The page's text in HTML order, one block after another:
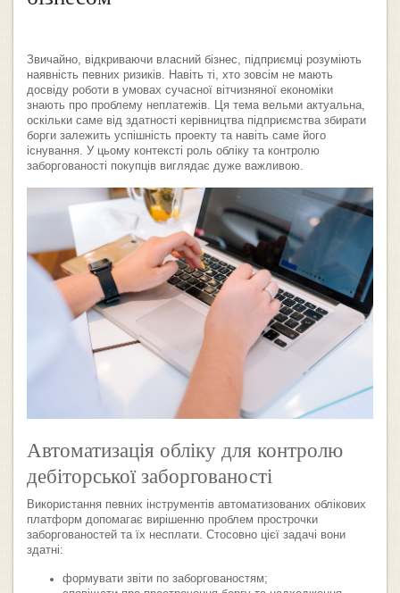
Звичайно, відкриваючи власний бізнес, підприємці розуміють
наявність певних ризиків. Навіть ті, хто зовсім не мають
досвіду роботи в умовах сучасної вітчизняної економіки
знають про проблему неплатежів. Ця тема вельми актуальна,
оскільки саме від здатності керівництва підприємства збирати
борги залежить успішність проекту та навіть саме його
існування. У цьому контексті роль обліку та контролю
заборгованості покупців виглядає дуже важливою.
Автоматизація обліку для контролю
дебіторської заборгованості
Використання певних інструментів автоматизованих облікових
платформ допомагає вирішенню проблем прострочки
заборгованостей та їх несплати. Стосовно цієї задачі вони
здатні:
формувати звіти по заборгованостям;